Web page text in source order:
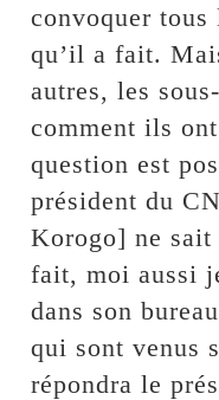
convoquer
qu’il a fait.
autres, les
comment ils
question est
président du
Korogo] ne sait
fait, moi aussi
dans son
qui sont venus
répondra le